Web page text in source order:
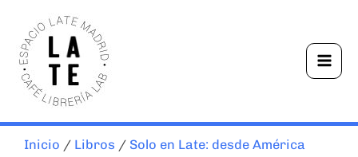
contenido
Inicio / Libros / Solo en Late: desde América